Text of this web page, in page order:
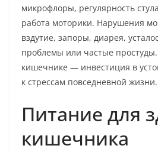
микрофлоры, регулярность
работа моторики. Нарушения
вздутие, запоры, диарея,
проблемы или частые простуды.
кишечнике — инвестиция в
к стрессам повседневной жизни.
Питание для
кишечника